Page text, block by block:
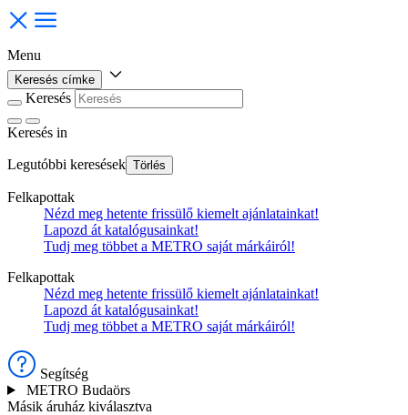
Menu
Keresés címke
Keresés
Keresés in
Legutóbbi keresések Törlés
Felkapottak
Nézd meg hetente frissülő kiemelt ajánlatainkat!
Lapozd át katalógusainkat!
Tudj meg többet a METRO saját márkáiról!
Felkapottak
Nézd meg hetente frissülő kiemelt ajánlatainkat!
Lapozd át katalógusainkat!
Tudj meg többet a METRO saját márkáiról!
Segítség
METRO Budaörs
Másik áruház kiválasztva